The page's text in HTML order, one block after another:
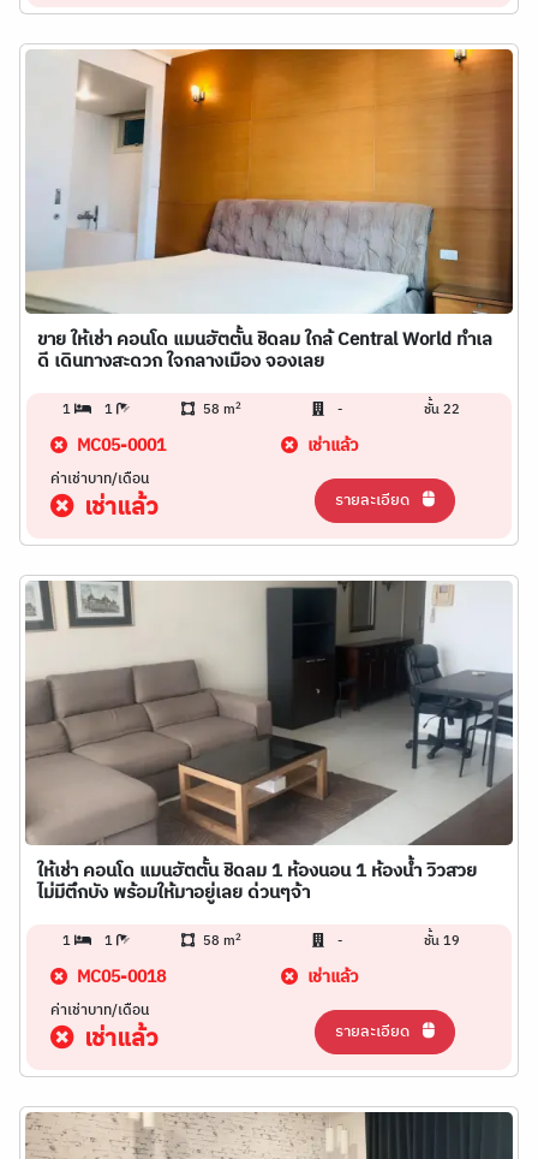
ขาย ให้เช่า คอนโด แมนฮัตตั้น ชิดลม ใกล้ Central World ทำเล
ดี เดินทางสะดวก ใจกลางเมือง จองเลย
1 1 58 m2 - ชั้น 22
MC05-0001 เช่าแล้ว
ค่าเช่าบาท/เดือน
เช่าแล้ว รายละเอียด
ให้เช่า คอนโด แมนฮัตตั้น ชิดลม 1 ห้องนอน 1 ห้องน้ำ วิวสวย
ไม่มีตึกบัง พร้อมให้มาอยู่เลย ด่วนๆจ้า
1 1 58 m2 - ชั้น 19
MC05-0018 เช่าแล้ว
ค่าเช่าบาท/เดือน
เช่าแล้ว รายละเอียด